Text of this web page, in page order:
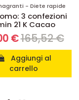
- Diete rapide
3 confezioni
21 K Cacao
€165,52 €
carrello